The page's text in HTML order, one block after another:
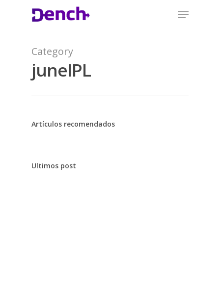
Category
juneIPL
Artículos recomendados
Ultimos post